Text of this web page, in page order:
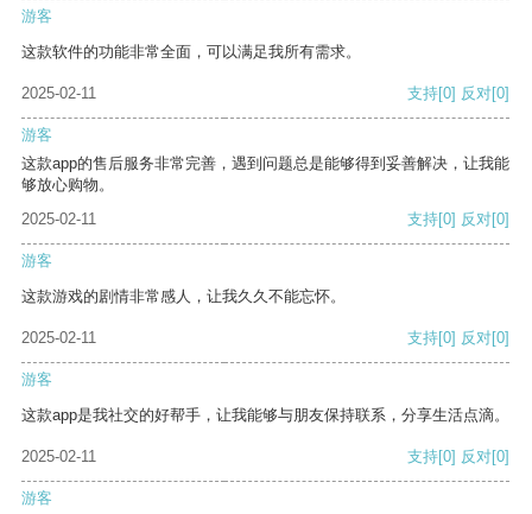
游客
这款软件的功能非常全面，可以满足我所有需求。
2025-02-11 支持[0] 反对[0]
游客
这款app的售后服务非常完善，遇到问题总是能够得到妥善解决，让我能
够放心购物。
2025-02-11
支持[0] 反对[0]
游客
这款游戏的剧情非常感人，让我久久不能忘怀。
2025-02-11 支持[0] 反对[0]
游客
这款app是我社交的好帮手，让我能够与朋友保持联系，分享生活点滴。
2025-02-11 支持[0] 反对[0]
游客